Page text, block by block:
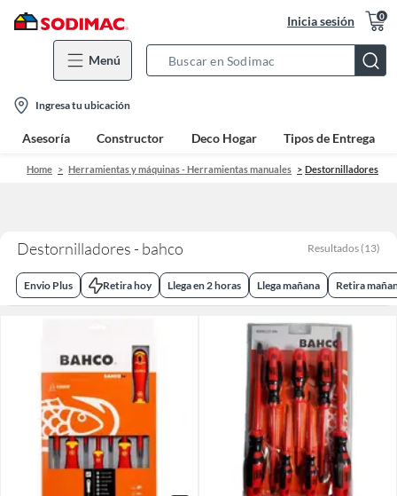
Inicia sesión 0
Menú
Bar
location-
icon
Ingresa tu ubicación
Asesoría Constructor Deco Hogar Tipos de Entrega
Home Herramientas y máquinas - Herramientas manuales Destornilladores
Destornilladores - bahco Resultados (13)
Envio Plus Retira hoy Llega en 2 horas Llega mañana Retira